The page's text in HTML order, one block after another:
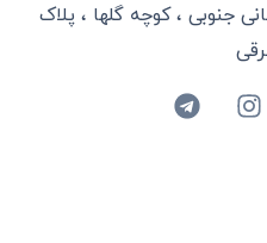
جنوبی ، کوچه گلها ، پلاک